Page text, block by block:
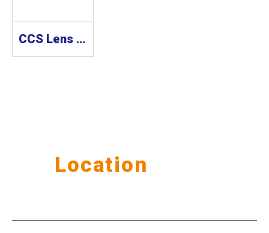
CCS Lens 工業鏡頭 SE-110-M Series
Location